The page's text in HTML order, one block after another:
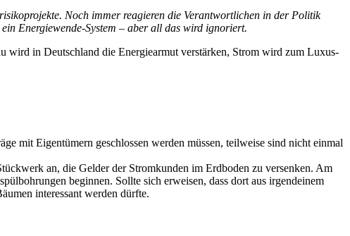
Noch immer reagie­ren die Ver­ant­wort­li­chen in der Poli­tik
Ener­gie­wen­de-Sys­tem – aber all das wird ignoriert.
wird in Deutsch­land die Ener­gie­ar­mut ver­stär­ken, Strom wird zum Luxus­
mit Eigen­tü­mern geschlos­sen wer­den müs­sen, teil­wei­se sind nicht ein­mal
an, die Gel­der der Strom­kun­den im Erd­bo­den zu ver­sen­ken. Am
begin­nen. Soll­te sich erwei­sen, dass dort aus irgend­ei­nem
inter­es­sant wer­den dürfte.